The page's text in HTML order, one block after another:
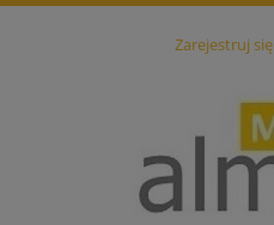
Zarejestruj się